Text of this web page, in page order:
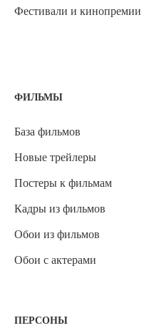
Фестивали и кинопремии
ФИЛЬМЫ
База фильмов
Новые трейлеры
Постеры к фильмам
Кадры из фильмов
Обои из фильмов
Обои с актерами
ПЕРСОНЫ